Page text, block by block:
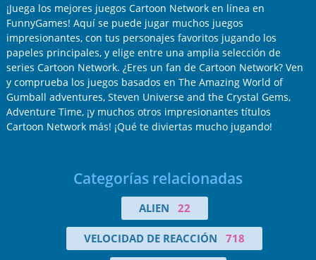
¡Juega los mejores juegos Cartoon Network en línea en
FunnyGames! Aquí se puede jugar muchos juegos
impresionantes, con tus personajes favoritos jugando los
papeles principales, y elige entre una amplia selección de
series Cartoon Network. ¿Eres un fan de Cartoon Network? Ven
y comprueba los juegos basados en The Amazing World of
Gumball adventures, Steven Universe and the Crystal Gems,
Adventure Time, ¡y muchos otros impresionantes títulos
Cartoon Network más! ¡Qué te diviertas mucho jugando!
Categorías relacionadas
ALIEN 22
VELOCIDAD DE REACCIÓN 718